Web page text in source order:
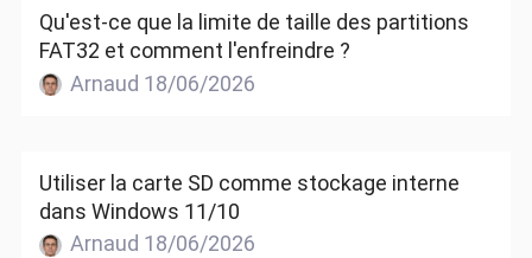
Qu'est-ce que la limite de taille des partitions
FAT32 et comment l'enfreindre ?
Arnaud 18/06/2026
Utiliser la carte SD comme stockage interne
dans Windows 11/10
Arnaud 18/06/2026